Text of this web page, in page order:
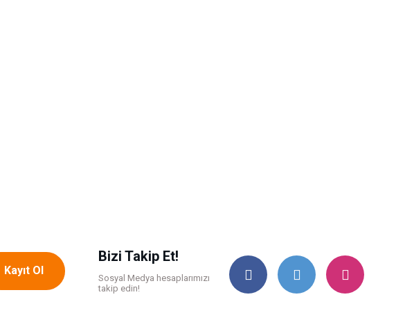
Kayıt Ol
Bizi Takip Et!
Sosyal Medya hesaplarımızı
takip edin!